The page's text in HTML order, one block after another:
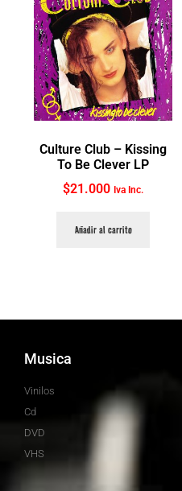
Culture Club ‎– Kissing
To Be Clever LP
$21.000 Iva Inc.
Añadir al carrito
Musica
Vinilos
Cd
DVD
VHS